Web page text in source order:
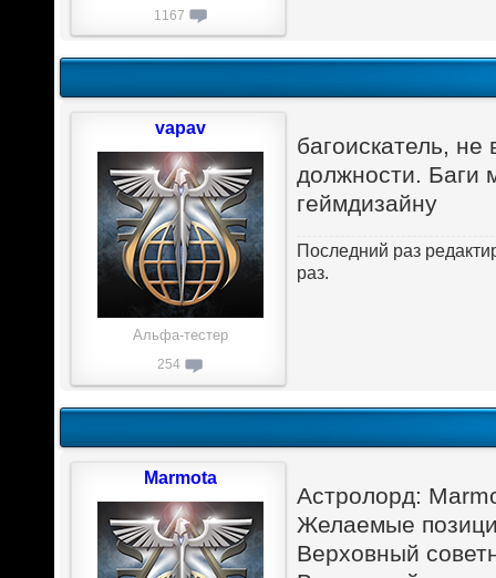
1167
багоискатель,
должности. Баги
геймдизайну
Последний раз
раз.
vapav
Альфа-тестер
254
Астролорд:
Желаемые
Верховный
Marmota